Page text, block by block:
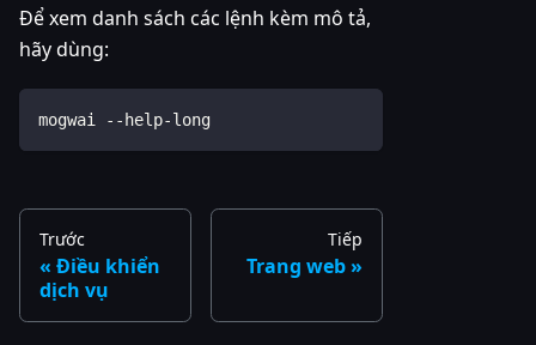
Để xem danh sách các lệnh kèm mô tả,
hãy dùng:
mogwai --help-long
Trước
Điều khiển
dịch vụ
Tiếp
Trang web